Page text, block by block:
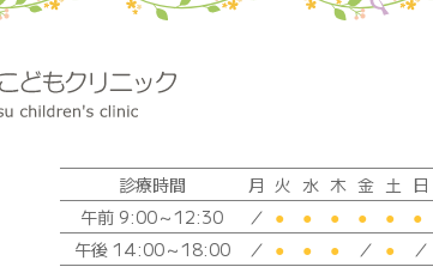
診療時間 月 火 水 木 金 土 日
午前 9:00～12:30
／ ● ● ● ● ● ●
午後 14:00～18:00
／ ● ● ● ／ ● ／